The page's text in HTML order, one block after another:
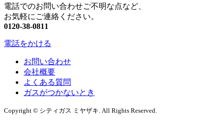
電話でのお問い合わせご不明な点など、
お気軽にご連絡ください。
0120-38-0811
電話をかける
お問い合わせ
会社概要
よくある質問
ガスがつかないとき
Copyright © シティガス ミヤザキ. All Rights Reserved.